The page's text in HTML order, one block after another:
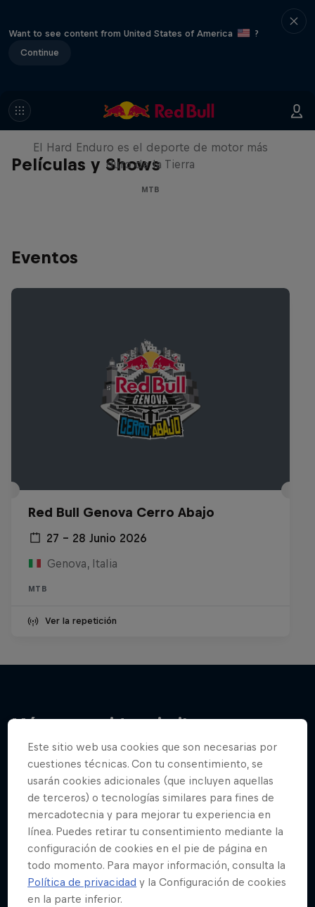
Want to see content from United States of America
?
Continue
Películas y Shows
Hard Enduro 2025: ¿La
temporada más difícil?
El Hard Enduro es el deporte de motor más
duro de la Tierra
MTB
Eventos
Red Bull Genova Cerro Abajo
27 – 28 Junio 2026
Genova, Italia
MTB
Ver la repetición
Más contenidos similares
Este sitio web usa cookies que son necesarias por
cuestiones técnicas. Con tu consentimiento, se
usarán cookies adicionales (que incluyen aquellas
de terceros) o tecnologías similares para fines de
mercadotecnia y para mejorar tu experiencia en
línea. Puedes retirar tu consentimiento mediante la
configuración de cookies en el pie de página en
todo momento. Para mayor información, consulta la
Política de privacidad y la Configuración de cookies
en la parte inferior.